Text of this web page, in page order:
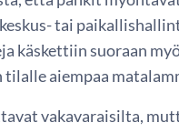
tai
käskettiin suoraan
aiempaa
vakavaraisilta,